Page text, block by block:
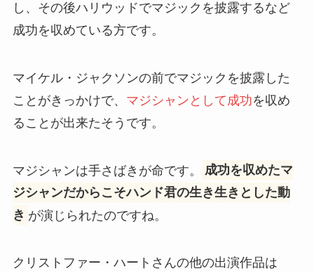
し、その後ハリウッドでマジックを披露するなど
成功を収めている方です。
マイケル・ジャクソンの前でマジックを披露した
ことがきっかけで、 マジシャンとして成功を収め
ることが出来たそうです。
マジシャンは手さばきが命です。
成功を収めたマ
ジシャンだからこそハンド君の生き生きとした動
き が演じられたのですね。
クリストファー・ハートさんの他の出演作品は